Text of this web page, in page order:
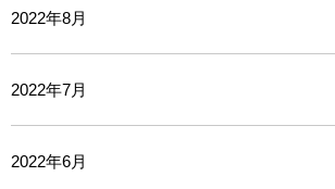
2022年8月
2022年7月
2022年6月